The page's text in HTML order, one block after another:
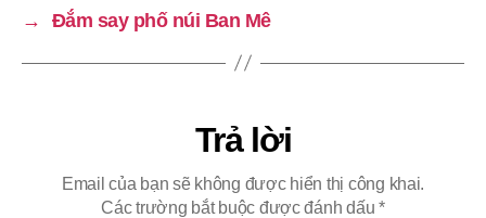
→
Đắm say phố núi Ban Mê
Trả lời
Email của bạn sẽ không được hiển thị công khai.
Các trường bắt buộc được đánh dấu*